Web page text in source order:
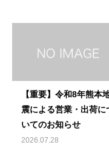
【重要】令和8年熊本
震による営業・出荷に
いてのお知らせ
2026.07.28